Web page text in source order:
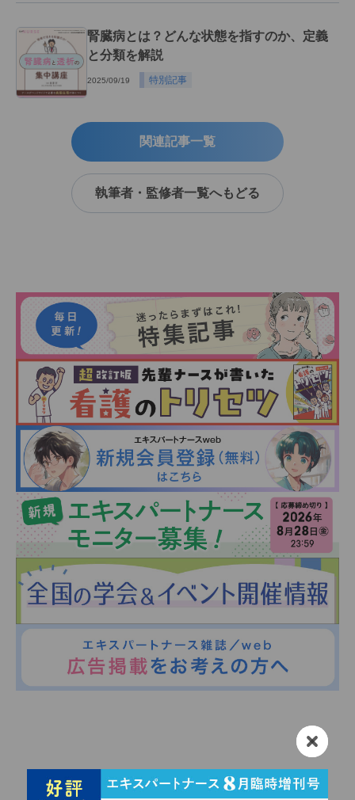
腎臓病とは？どんな状態を指すのか、定義
と分類を解説
2025/09/19 特別記事
関連記事一覧
執筆者・監修者一覧へもどる